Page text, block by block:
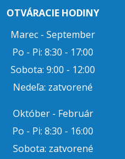
OTVÁRACIE HODINY
Marec - September
Po - Pi: 8:30 - 17:00
Sobota: 9:00 - 12:00
Nedeľa: zatvorené
Október - Február
Po - Pi: 8:30 - 16:00
Sobota: zatvorené